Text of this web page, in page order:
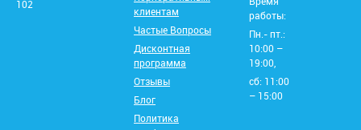
102
клиентам
Частые Вопросы
Дисконтная
программа
Отзывы
Блог
Политика
работы:
Пн.- пт.:
10:00 –
19:00,
сб: 11:00
– 15:00